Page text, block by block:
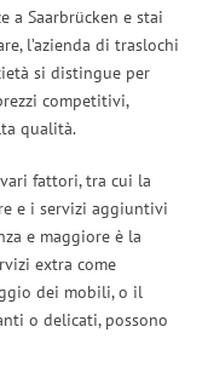
a Saarbrücken e stai
l’azienda di traslochi
si distingue per
competitivi,
qualità.
fattori, tra cui la
e i servizi aggiuntivi
e maggiore è la
extra come
dei mobili, o il
o delicati, possono